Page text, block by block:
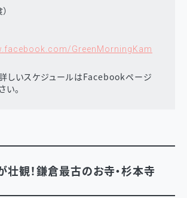
GreenMorningKam
しいスケジュールはFacebookページ
い。
壮観！鎌倉最古のお寺・杉本寺